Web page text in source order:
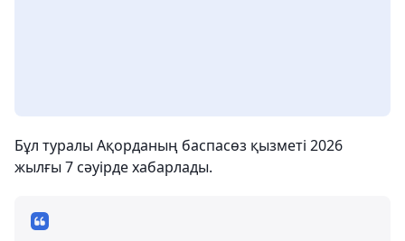
Бұл туралы Ақорданың баспасөз қызметі 2026
жылғы 7 сәуірде хабарлады.